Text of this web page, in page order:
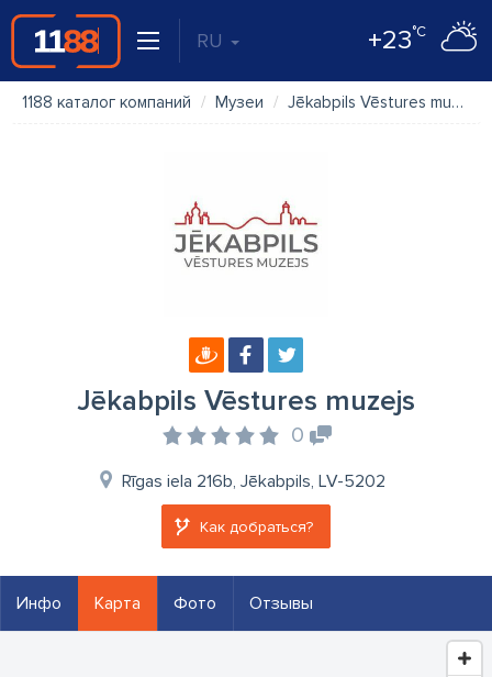
RU +23°C
1188 каталог компаний Музеи Jēkabpils Vēstures muzejs
Jēkabpils Vēstures muzejs
0
Rīgas iela 216b, Jēkabpils, LV-5202
Как добраться?
Инфо Карта Фото Отзывы